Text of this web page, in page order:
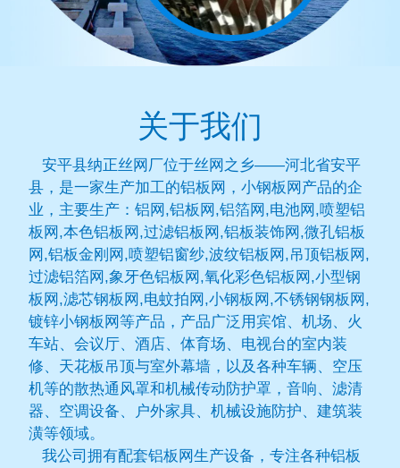
关于我们
安平县纳正丝网厂位于丝网之乡——河北省安平
县，是一家生产加工的铝板网，小钢板网产品的企
业，主要生产：铝网,铝板网,铝箔网,电池网,喷塑铝
板网,本色铝板网,过滤铝板网,铝板装饰网,微孔铝板
网,铝板金刚网,喷塑铝窗纱,波纹铝板网,吊顶铝板网,
过滤铝箔网,象牙色铝板网,氧化彩色铝板网,小型钢
板网,滤芯钢板网,电蚊拍网,小钢板网,不锈钢钢板网,
镀锌小钢板网等产品，产品广泛用宾馆、机场、火
车站、会议厅、酒店、体育场、电视台的室内装
修、天花板吊顶与室外幕墙，以及各种车辆、空压
机等的散热通风罩和机械传动防护罩，音响、滤清
器、空调设备、户外家具、机械设施防护、建筑装
潢等领域。
我公司拥有配套铝板网生产设备，专注各种铝板